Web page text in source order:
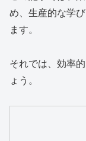
め、生産的な学
ます。
それでは、効率
ょう。